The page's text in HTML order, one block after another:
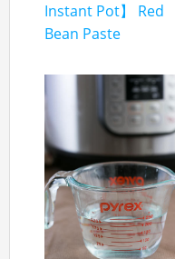
Instant Pot】 Red
Bean Paste